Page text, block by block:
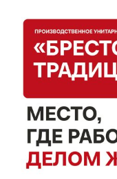
Контакты
Правила
Электронные